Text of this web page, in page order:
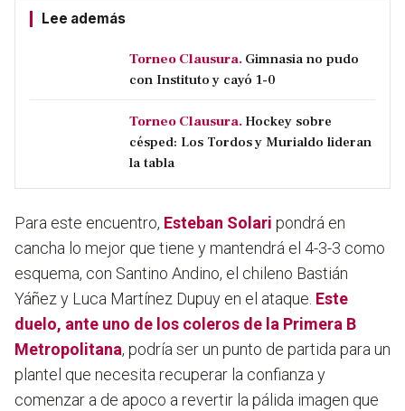
Lee además
Torneo Clausura. Gimnasia no pudo
con Instituto y cayó 1-0
Torneo Clausura. Hockey sobre
césped: Los Tordos y Murialdo lideran
la tabla
Para este encuentro, Esteban Solari pondrá en
cancha lo mejor que tiene y mantendrá el 4-3-3 como
esquema, con Santino Andino, el chileno Bastián
Yáñez y Luca Martínez Dupuy en el ataque. Este
duelo, ante uno de los coleros de la Primera B
Metropolitana, podría ser un punto de partida para un
plantel que necesita recuperar la confianza y
comenzar a de apoco a revertir la pálida imagen que